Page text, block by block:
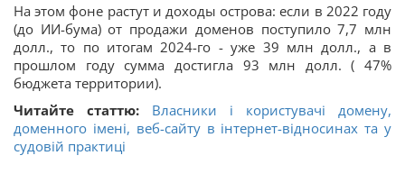
На этом фоне растут и доходы острова: если в 2022 году
(до ИИ-бума) от продажи доменов поступило 7,7 млн
долл., то по итогам 2024-го - уже 39 млн долл., а в
прошлом году сумма достигла 93 млн долл. ( 47%
бюджета территории).
Читайте статтю: Власники і користувачі домену,
доменного імені, веб-сайту в інтернет-відносинах та у
судовій практиці